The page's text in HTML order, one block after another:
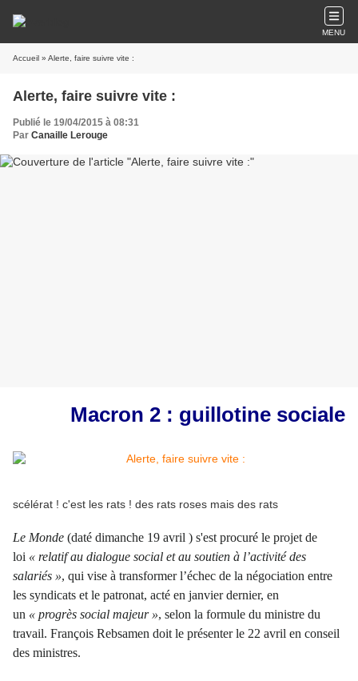
MENU
Accueil » Alerte, faire suivre vite :
Alerte, faire suivre vite :
Publié le 19/04/2015 à 08:31
Par Canaille Lerouge
Macron 2 : guillotine sociale
scélérat ! c'est les rats ! des rats roses mais des rats
Le Monde (daté dimanche 19 avril ) s'est procuré le projet de
loi « relatif au dialogue social et au soutien à l’activité des
salariés », qui vise à transformer l’échec de la négociation entre
les syndicats et le patronat, acté en janvier dernier, en
un « progrès social majeur », selon la formule du ministre du
travail. François Rebsamen doit le présenter le 22 avril en conseil
des ministres.